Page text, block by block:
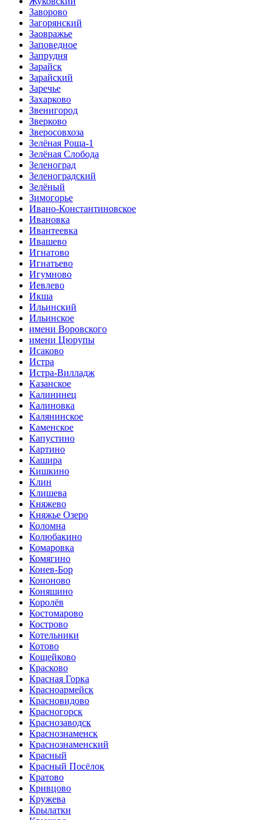
Заворово
Загорянский
Заовражье
Заповедное
Запрудня
Зарайск
Зарайский
Заречье
Захарково
Звенигород
Зверково
Зверосовхоза
Зелёная Роща-1
Зелёная Слобода
Зеленоград
Зеленоградский
Зелёный
Зимогорье
Ивано-Константиновское
Ивановка
Ивантеевка
Ивашево
Игнатово
Игнатьево
Игумново
Иевлево
Икша
Ильинский
Ильинское
имени Воровского
имени Цюрупы
Исаково
Истра
Истра-Вилладж
Казанское
Калининец
Калиновка
Калянинское
Каменское
Капустино
Картино
Кашира
Кишкино
Клин
Клишева
Княжево
Княжье Озеро
Коломна
Колюбакино
Комаровка
Комягино
Конев-Бор
Кононово
Коняшино
Королёв
Костомарово
Кострово
Котельники
Котово
Кощейково
Красково
Красная Горка
Красноармейск
Красновидово
Красногорск
Краснозаводск
Краснознаменск
Краснознаменский
Красный
Красный Посёлок
Кратово
Кривцово
Кружева
Крылатки